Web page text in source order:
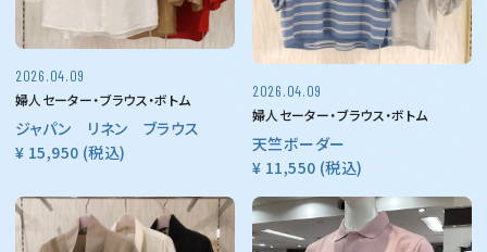
2026.04.09
婦人セーター・ブラウス・ボトム
ジャパン リネン ブラウス
¥ 15,950 (税込)
2026.04.09
婦人セーター・ブラウス・ボトム
天竺ボーダー
¥ 11,550 (税込)